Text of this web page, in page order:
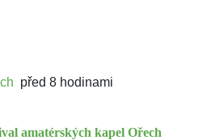
před 8 hodinami
amatérských kapel Ořech